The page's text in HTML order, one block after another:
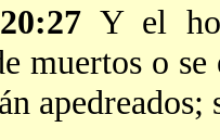
Y el
muertos o
apedreados;